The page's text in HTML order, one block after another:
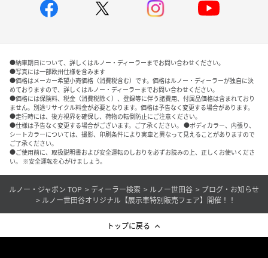
●納車期日について、詳しくはルノー・ディーラーまでお問い合わせください。
●写真には一部欧州仕様を含みます
●価格はメーカー希望小売価格（消費税含む）です。価格はルノー・ディーラーが独自に決
めておりますので、詳しくはルノー・ディーラーまでお問い合わせください。
●価格には保険料、税金（消費税除く）、登録等に伴う諸費用、付属品価格は含まれており
ません。別途リサイクル料金が必要となります。価格は予告なく変更する場合があります。
●走行時には、後方視界を確保し、荷物の転倒防止にご注意ください。
●仕様は予告なく変更する場合がございます。ご了承ください。 ●ボディカラー、内張り、
シートカラーについては、撮影、印刷条件により実車と異なって見えることがありますので
ご了承ください。
●ご使用前に、取扱説明書および安全運転のしおりを必ずお読みの上、正しくお使いくださ
い。 ※安全運転を心がけましょう。
ルノー・ジャポン TOP ディーラー検索 ルノー世田谷
ブログ・お知らせ
ルノー世田谷オリジナル【展示車特別販売フェア】開催！！
トップに戻る